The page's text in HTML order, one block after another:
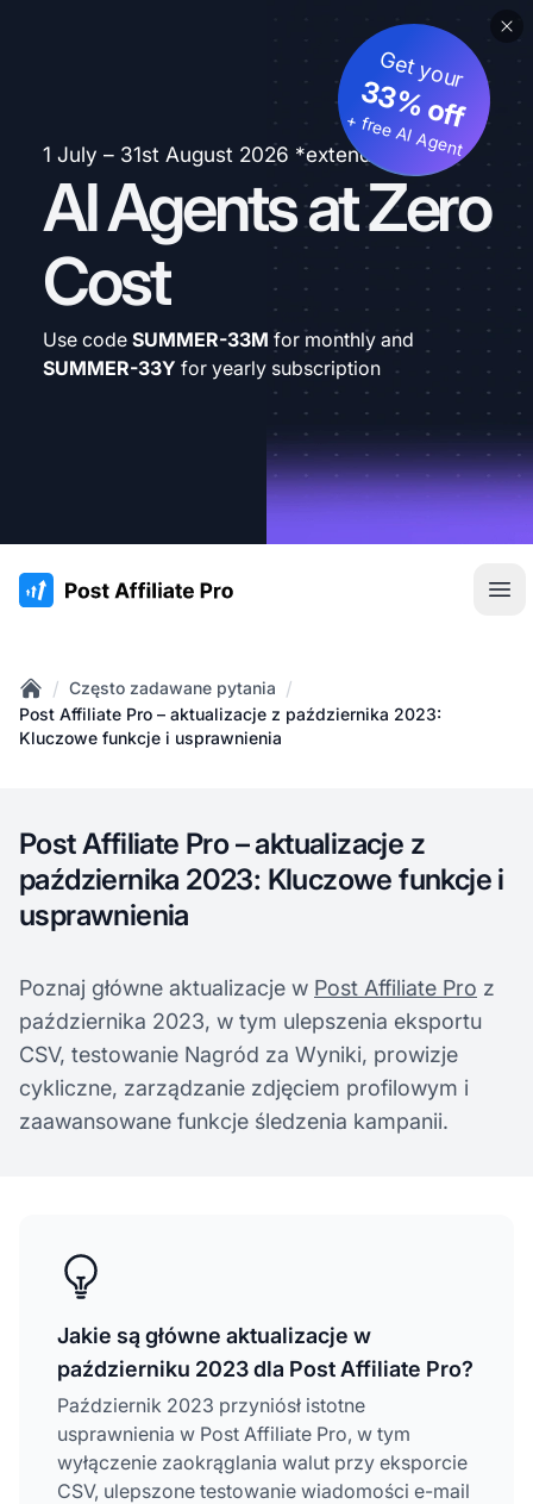
1 July – 31st August 2026 *extended
AI Agents at Zero
Cost
Get your
33% off
+ free AI Agent
Use code SUMMER-33M for monthly and
SUMMER-33Y for yearly subscription
:site.title
Home
/ Często zadawane pytania /
Post Affiliate Pro – aktualizacje z października 2023:
Kluczowe funkcje i usprawnienia
Post Affiliate Pro – aktualizacje z
października 2023: Kluczowe funkcje i
usprawnienia
Poznaj główne aktualizacje w Post Affiliate Pro z
października 2023, w tym ulepszenia eksportu
CSV, testowanie Nagród za Wyniki, prowizje
cykliczne, zarządzanie zdjęciem profilowym i
zaawansowane funkcje śledzenia kampanii.
Jakie są główne aktualizacje w
październiku 2023 dla Post Affiliate Pro?
Październik 2023 przyniósł istotne
usprawnienia w Post Affiliate Pro, w tym
wyłączenie zaokrąglania walut przy eksporcie
CSV, ulepszone testowanie wiadomości e-mail